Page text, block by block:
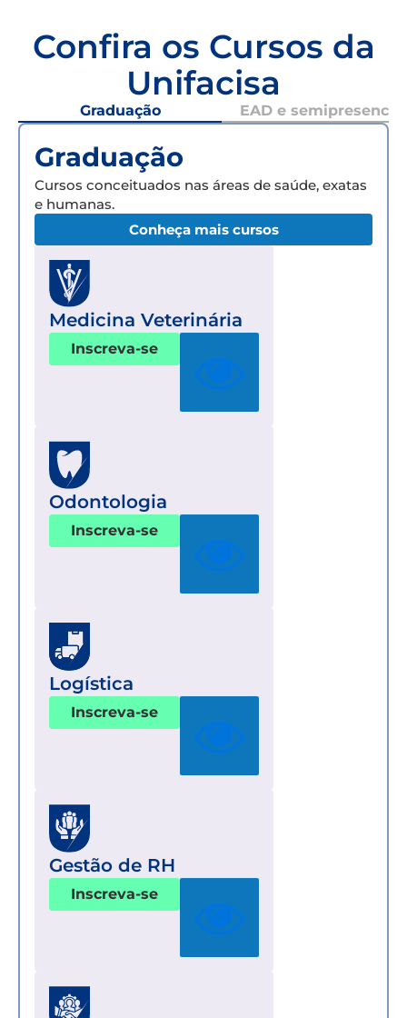
Confira os Cursos da
Unifacisa
Graduação EAD e semipresencial
Graduação
Cursos conceituados nas áreas de saúde, exatas
e humanas.
Conheça mais cursos
Medicina Veterinária
Inscreva-se
Odontologia
Inscreva-se
Logística
Inscreva-se
Gestão de RH
Inscreva-se